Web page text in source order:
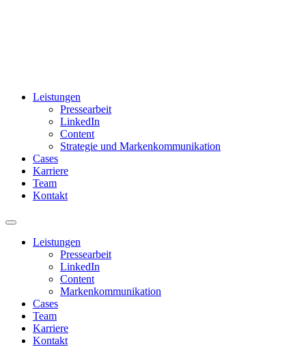
Leistungen
Pressearbeit
LinkedIn
Content
Strategie und Markenkommunikation
Cases
Karriere
Team
Kontakt
Leistungen
Pressearbeit
LinkedIn
Content
Markenkommunikation
Cases
Team
Karriere
Kontakt